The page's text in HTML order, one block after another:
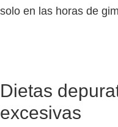
solo en las horas de
Dietas
excesivas